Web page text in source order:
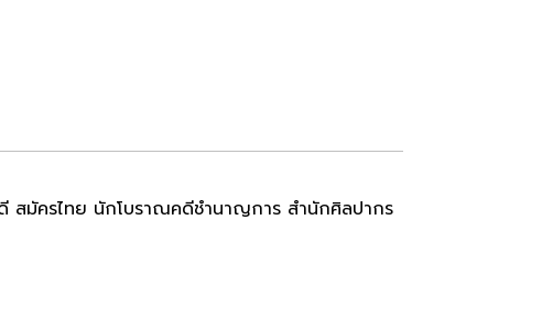
สมัครไทย นักโบราณคดีชำนาญการ สำนักศิลปากร